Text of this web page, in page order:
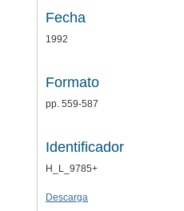
Fecha
1992
Formato
pp. 559-587
Identificador
H_L_9785+
Descarga